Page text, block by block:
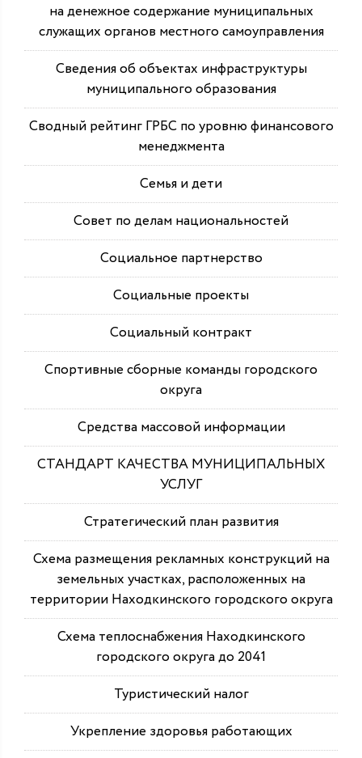
на денежное содержание муниципальных
служащих органов местного самоуправления
Сведения об объектах инфраструктуры
муниципального образования
Сводный рейтинг ГРБС по уровню финансового
менеджмента
Семья и дети
Совет по делам национальностей
Социальное партнерство
Социальные проекты
Социальный контракт
Спортивные сборные команды городского
округа
Средства массовой информации
СТАНДАРТ КАЧЕСТВА МУНИЦИПАЛЬНЫХ
УСЛУГ
Стратегический план развития
Схема размещения рекламных конструкций на
земельных участках, расположенных на
территории Находкинского городского округа
Схема теплоснабжения Находкинского
городского округа до 2041
Туристический налог
Укрепление здоровья работающих